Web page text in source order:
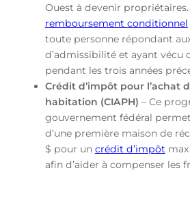
Ouest à devenir
remboursement conditionnel
toute personne répondant
d’admissibilité et ayant vécu
pendant les trois années
Crédit d’impôt pour l’achat
habitation (CIAPH) – Ce
gouvernement fédéral
d’une première maison de
$ pour un crédit d’impôt
afin d’aider à compenser les